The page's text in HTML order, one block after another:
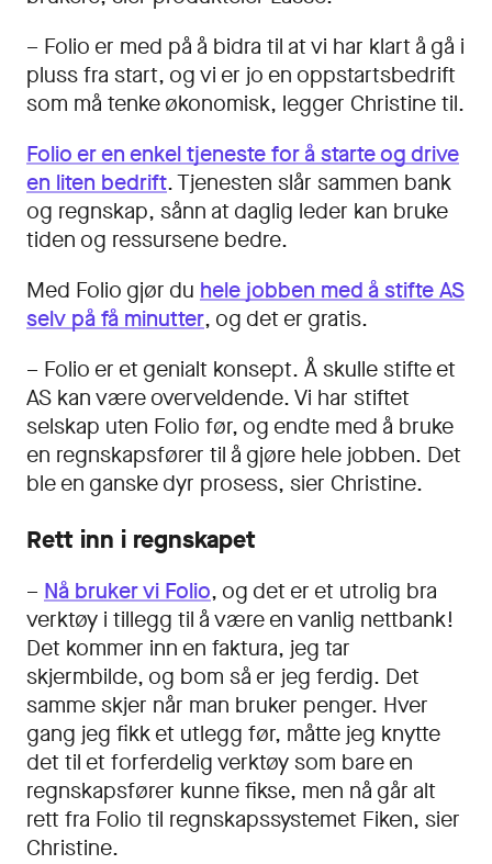
– Folio er med på å bidra til at vi har klart å gå i
pluss fra start, og vi er jo en oppstartsbedrift
som må tenke økonomisk, legger Christine til.
Folio er en enkel tjeneste for å starte og drive
en liten bedrift. Tjenesten slår sammen bank
og regnskap, sånn at daglig leder kan bruke
tiden og ressursene bedre.
Med Folio gjør du hele jobben med å stifte AS
selv på få minutter, og det er gratis.
– Folio er et genialt konsept. Å skulle stifte et
AS kan være overveldende. Vi har stiftet
selskap uten Folio før, og endte med å bruke
en regnskapsfører til å gjøre hele jobben. Det
ble en ganske dyr prosess, sier Christine.
Rett inn i regnskapet
– Nå bruker vi Folio, og det er et utrolig bra
verktøy i tillegg til å være en vanlig nettbank!
Det kommer inn en faktura, jeg tar
skjermbilde, og bom så er jeg ferdig. Det
samme skjer når man bruker penger. Hver
gang jeg fikk et utlegg før, måtte jeg knytte
det til et forferdelig verktøy som bare en
regnskapsfører kunne fikse, men nå går alt
rett fra Folio til regnskapssystemet Fiken, sier
Christine.